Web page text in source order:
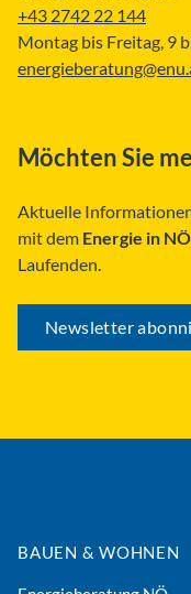
+43 2742 22 144
Montag bis Freitag, 9
Möchten Sie
Aktuelle
mit dem Energie in
Laufenden.
Newsletter
BAUEN & WOHNEN